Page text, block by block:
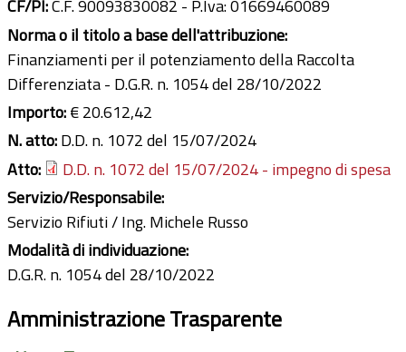
CF/PI:C.F. 90093830082 - P.Iva: 01669460089
Norma o il titolo a base dell'attribuzione:
Finanziamenti per il potenziamento della Raccolta
Differenziata - D.G.R. n. 1054 del 28/10/2022
Importo:€ 20.612,42
N. atto:D.D. n. 1072 del 15/07/2024
Atto:
D.D. n. 1072 del 15/07/2024 - impegno di spesa
Servizio/Responsabile:
Servizio Rifiuti / Ing. Michele Russo
Modalità di individuazione:
D.G.R. n. 1054 del 28/10/2022
Amministrazione Trasparente